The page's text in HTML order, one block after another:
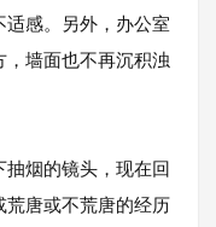
适感。另外，办公室
墙面也不再沉积浊
烟的镜头，现在回
唐或不荒唐的经历